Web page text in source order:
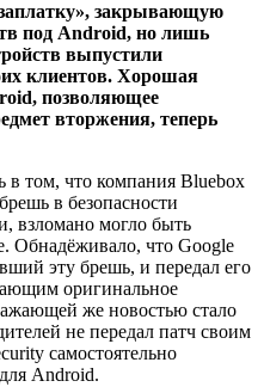
закрывающую
под Android, но лишь
выпустили
клиентов. Хорошая
позволяющее
вторжения, теперь
в том, что компания Bluebox
в безопасности
взломано могло быть
Обнадёживало, что Google
эту брешь, и передал его
оригинальное
же новостью стало
не передал патч своим
самостоятельно
Android.